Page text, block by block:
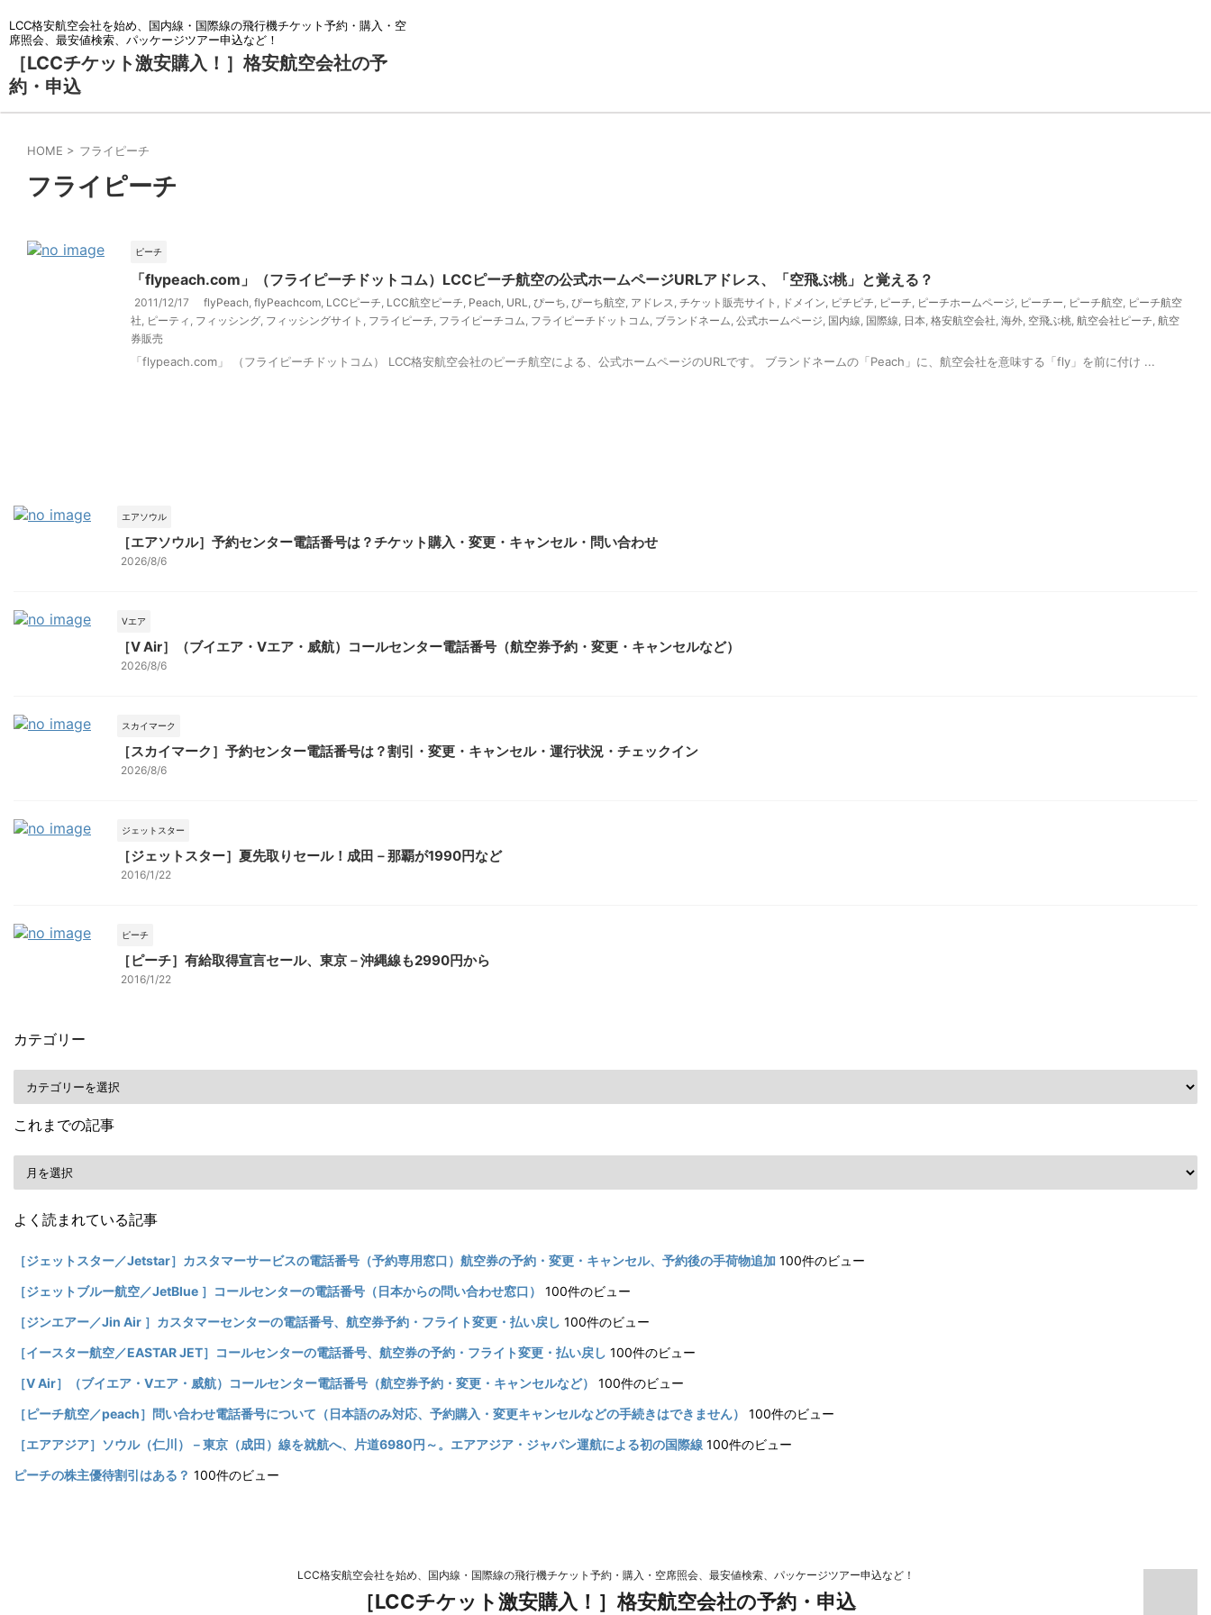
LCC格安航空会社を始め、国内線・国際線の飛行機チケット予約・購入・空
席照会、最安値検索、パッケージツアー申込など！
［LCCチケット激安購入！］格安航空会社の予
約・申込
HOME > フライピーチ
フライピーチ
ピーチ
「flypeach.com」（フライピーチドットコム）LCCピーチ航空の公式ホームページURLアドレス、「空飛ぶ桃」と覚える？
2011/12/17 flyPeach, flyPeachcom, LCCピーチ, LCC航空ピーチ, Peach, URL, ぴーち, ぴーち航空, アドレス, チケット販売サイト , ドメイン, ピチピチ, ピーチ, ピーチホームページ, ピーチー, ピーチ航空, ピーチ航空
社, ピーティ , フィッシング, フィッシングサイト , フライピーチ, フライピーチコム, フライピーチドットコム, ブランドネーム, 公式ホームページ, 国内線, 国際線, 日本, 格安航空会社, 海外, 空飛ぶ桃, 航空会社ピーチ, 航空
券販売
「flypeach.com」 （フライピーチドットコム） LCC格安航空会社のピーチ航空による、公式ホームページのURLです。 ブランドネームの「Peach」に、航空会社を意味する「fly」を前に付け ...
エアソウル
［エアソウル］予約センター電話番号は？チケット購入・変更・キャンセル・問い合わせ
2026/8/6
Vエア
［V Air］（ブイエア・Vエア・威航）コールセンター電話番号（航空券予約・変更・キャンセルなど）
2026/8/6
スカイマーク
［スカイマーク］予約センター電話番号は？割引・変更・キャンセル・運行状況・チェックイン
2026/8/6
ジェットスター
［ジェットスター］夏先取りセール！成田－那覇が1990円など
2016/1/22
ピーチ
［ピーチ］有給取得宣言セール、東京－沖縄線も2990円から
2016/1/22
カテゴリー
これまでの記事
よく読まれている記事
［ジェットスター／Jetstar］カスタマーサービスの電話番号（予約専用窓口）航空券の予約・変更・キャンセル、予約後の手荷物追加 100件のビュー
［ジェットブルー航空／JetBlue ］コールセンターの電話番号（日本からの問い合わせ窓口）
100件のビュー
［ジンエアー／Jin Air ］カスタマーセンターの電話番号、航空券予約・フライト変更・払い戻し 100件のビュー
［イースター航空／EASTAR JET］コールセンターの電話番号、航空券の予約・フライト変更・払い戻し 100件のビュー
［V Air］（ブイエア・Vエア・威航）コールセンター電話番号（航空券予約・変更・キャンセルなど）
100件のビュー
［ピーチ航空／peach］問い合わせ電話番号について（日本語のみ対応、予約購入・変更キャンセルなどの手続きはできません）
100件のビュー
［エアアジア］ソウル（仁川）－東京（成田）線を就航へ、片道6980円～。エアアジア・ジャパン運航による初の国際線 100件のビュー
ピーチの株主優待割引はある？ 100件のビュー
LCC格安航空会社を始め、国内線・国際線の飛行機チケット予約・購入・空席照会、最安値検索、パッケージツアー申込など！
［LCCチケット激安購入！］格安航空会社の予約・申込